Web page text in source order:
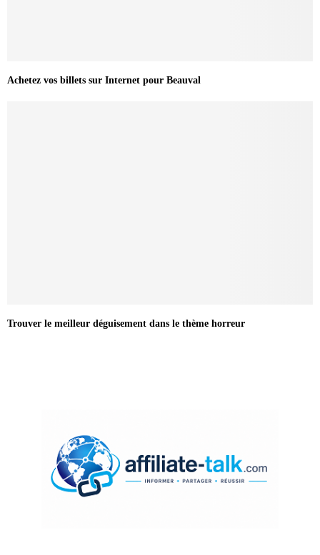
Achetez vos billets sur Internet pour Beauval
Trouver le meilleur déguisement dans le thème horreur